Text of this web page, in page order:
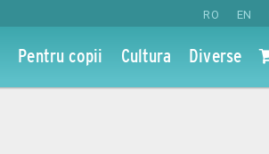
RO EN
Pentru copii Cultura Diverse